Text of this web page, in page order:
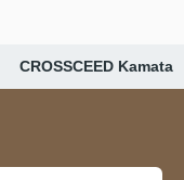
CROSSCEED Kamata